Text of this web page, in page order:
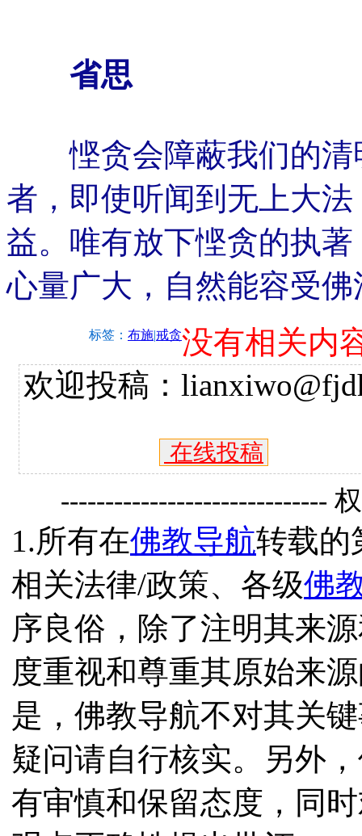
省思
悭贪会障蔽我们的清
者，即使听闻到无上大
益。唯有放下悭贪的执
心量广大，自然能容受
标签： 布施|戒贪没有相关内
欢迎投稿：
在线投稿
------------------------------
1.所有在佛教导航转载的
相关法律/政策、各级佛
序良俗，除了注明其来
度重视和尊重其原始来
是，佛教导航不对其关
疑问请自行核实。另外
有审慎和保留态度，同